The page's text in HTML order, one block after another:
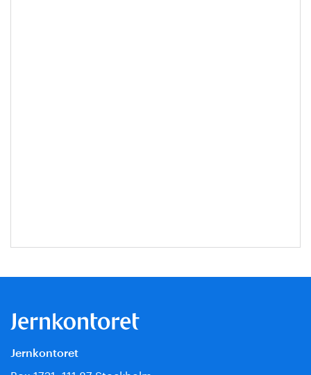
Jernkontoret